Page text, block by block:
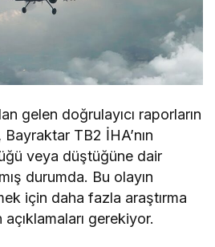
gelen doğrulayıcı raporların
TB2 İHA’nın
veya düştüğüne dair
durumda. Bu olayın
için daha fazla araştırma
gerekiyor.